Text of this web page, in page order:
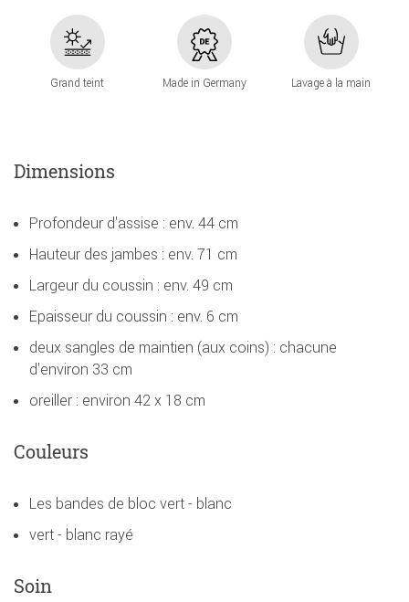
Grand teint Made in Germany Lavage à la main
Dimensions
Profondeur d'assise : env. 44 cm
Hauteur des jambes : env. 71 cm
Largeur du coussin : env. 49 cm
Epaisseur du coussin : env. 6 cm
deux sangles de maintien (aux coins) : chacune
d'environ 33 cm
oreiller : environ 42 x 18 cm
Couleurs
Les bandes de bloc vert - blanc
vert - blanc rayé
Soin